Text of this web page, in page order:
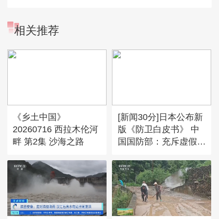
相关推荐
《乡土中国》
20260716 西拉木伦河
畔 第2集 沙海之路
[新闻30分]日本公布新
版《防卫白皮书》 中
国国防部：充斥虚假叙